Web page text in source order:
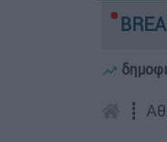
Άνω
┋